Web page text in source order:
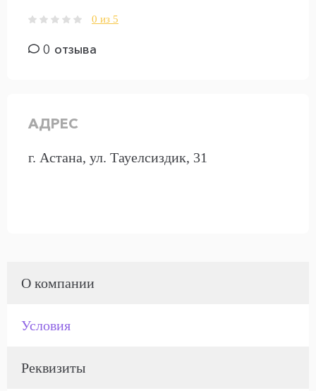
0 из 5
0 отзыва
АДРЕС
г. Астана, ул. Тауелсиздик, 31
О компании
Условия
Реквизиты